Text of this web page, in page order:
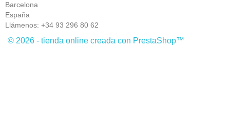
Barcelona
España
Llámenos: +34 93 296 80 62
© 2026 - tienda online creada con PrestaShop™